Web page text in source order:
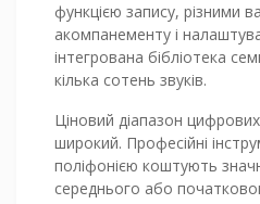
функцією запису, різними
акомпанементу і
інтегрована бібліотека
кілька сотень звуків.
Ціновий діапазон
широкий. Професійні
поліфонією коштують
середнього або